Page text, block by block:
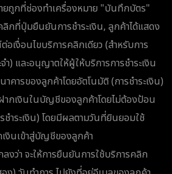
ายถูกที่ช่องทำเครื่องหมาย "บันทึกบัตร"
กที่ปุ่มยืนยันการชำระเงิน, ลูกค้าได้แสดง
เงื่อนไขบริการคลิกเดียว (สำหรับการ
ำ) และอนุญาตให้ผู้ให้บริการการชำระเงิน
คารของลูกค้าโดยอัตโนมัติ (การชำระเงิน)
ากเงินในบัญชีของลูกค้าโดยไม่ต้องป้อน
ชำระเงิน) โดยมีผลตามวันที่ยินยอมใช้
งินเข้าสู่บัญชีของลูกค้า
งว่า จะให้การยืนยันการใช้บริการคลิก